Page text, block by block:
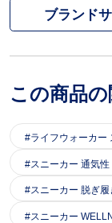
ブランド
この商品
ライフウォーカー
スニーカー 通気性
スニーカー 脱ぎ
スニーカー